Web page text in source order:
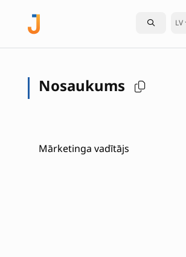
LV
Nosaukums
Mārketinga vadītājs